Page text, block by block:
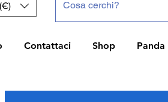
Contattaci Shop Panda